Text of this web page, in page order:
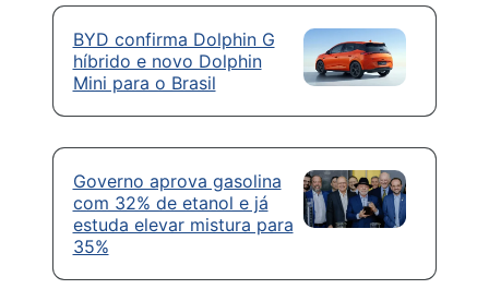
BYD confirma Dolphin G
híbrido e novo Dolphin
Mini para o Brasil
Governo aprova gasolina
com 32% de etanol e já
estuda elevar mistura para
35%